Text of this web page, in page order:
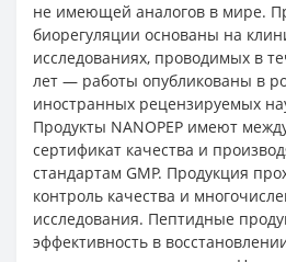
не имеющей аналогов в мире.
биорегуляции основаны на
исследованиях, проводимых в
лет — работы опубликованы в
иностранных рецензируемых
Продукты NANOPEP имеют
сертификат качества и
стандартам GMP. Продукция
контроль качества и
исследования. Пептидные
эффективность в